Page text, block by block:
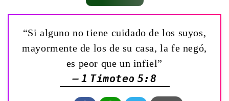
“Si alguno no tiene cuidado de los suyos,
mayormente de los de su casa, la fe negó,
es peor que un infiel”
— 1 Timoteo 5:8